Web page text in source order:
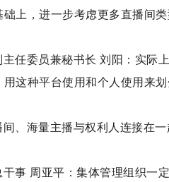
上，进一步考虑更多直播间
任委员兼秘书长 刘阳：实际
这种平台使用和个人使用来
、海量主播与权利人连接在
事 周亚平：集体管理组织一